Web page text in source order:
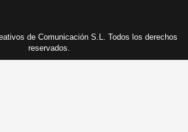
de Comunicación S.L. Todos los derechos
reservados.